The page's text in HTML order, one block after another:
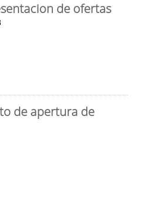
de ofertas
de apertura de